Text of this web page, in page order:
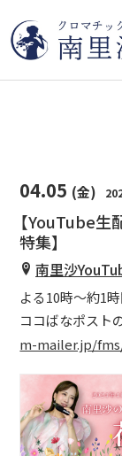
04.05 (金)
【YouTube生
特集】
南里沙
よる10時〜約1
ココばなポスト
m-mailer.jp/